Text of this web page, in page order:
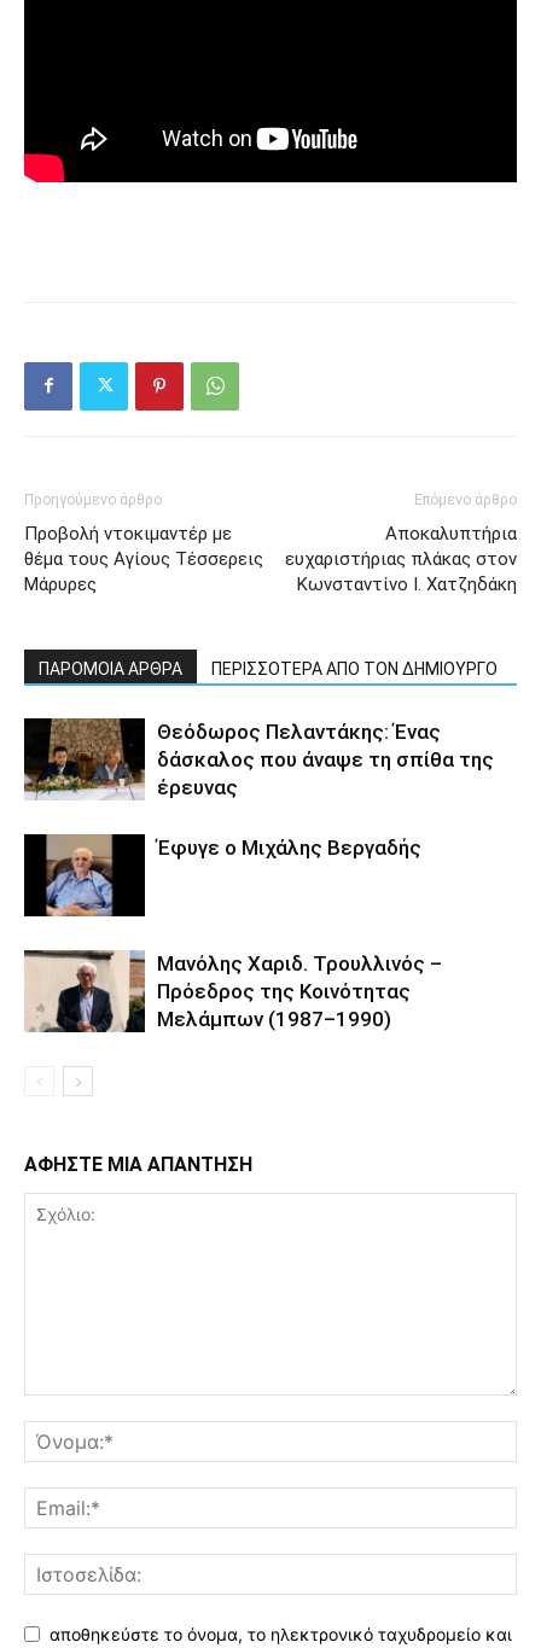
Προηγούμενο άρθρο
Προβολή ντοκιμαντέρ με
θέμα τους Αγίους Τέσσερεις
Μάρυρες
Επόμενο άρθρο
Αποκαλυπτήρια
ευχαριστήριας πλάκας στον
Κωνσταντίνο Ι. Χατζηδάκη
ΠΑΡΟΜΟΙΑ ΑΡΘΡΑ ΠΕΡΙΣΣΟΤΕΡΑ ΑΠΟ ΤΟΝ ΔΗΜΙΟΥΡΓΟ
Θεόδωρος Πελαντάκης: Ένας
δάσκαλος που άναψε τη σπίθα της
έρευνας
Έφυγε ο Μιχάλης Βεργαδής
Μανόλης Χαριδ. Τρουλλινός –
Πρόεδρος της Κοινότητας
Μελάμπων (1987–1990)
ΑΦΗΣΤΕ ΜΙΑ ΑΠΑΝΤΗΣΗ
αποθηκεύστε το όνομα, το ηλεκτρονικό ταχυδρομείο και